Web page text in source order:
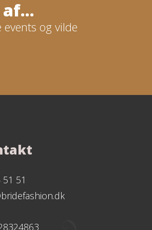
events og vilde
51